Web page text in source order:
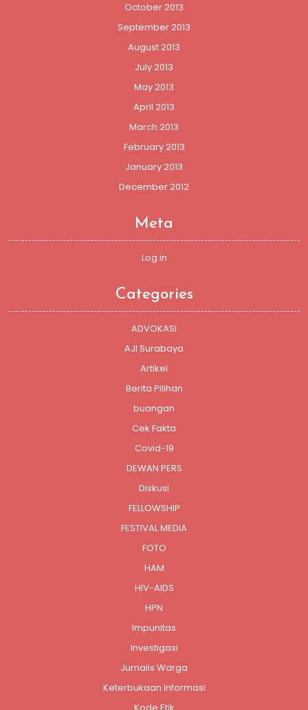
October 2013
September 2013
August 2013
July 2013
May 2013
April 2013
March 2013
February 2013
January 2013
December 2012
Meta
Log in
Categories
ADVOKASI
AJI Surabaya
Artikel
Berita Pilihan
buangan
Cek Fakta
Covid-19
DEWAN PERS
Diskusi
FELLOWSHIP
FESTIVAL MEDIA
FOTO
HAM
HIV-AIDS
HPN
Impunitas
Investigasi
Jurnalis Warga
Keterbukaan Informasi